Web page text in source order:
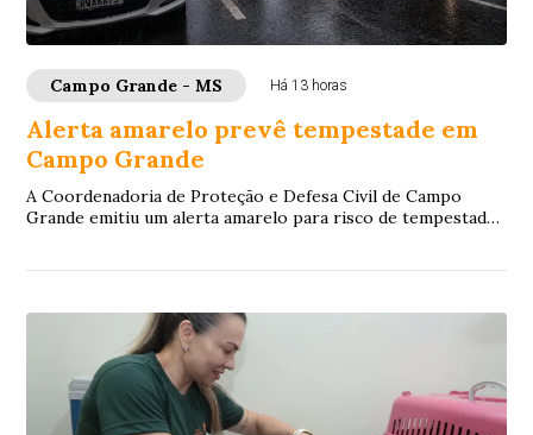
Campo Grande - MS Há 13 horas
Alerta amarelo prevê tempestade em
Campo Grande
A Coordenadoria de Proteção e Defesa Civil de Campo
Grande emitiu um alerta amarelo para risco de tempestade